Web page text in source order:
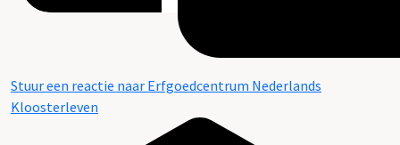
Stuur een reactie naar Erfgoedcentrum Nederlands
Kloosterleven